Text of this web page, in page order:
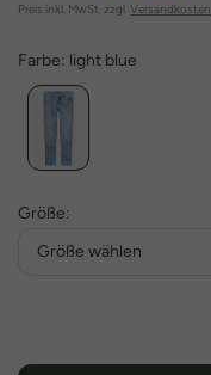
Preis inkl. MwSt. zzgl. Versandkosten
Farbe: light blue
Größe:
Größe wählen